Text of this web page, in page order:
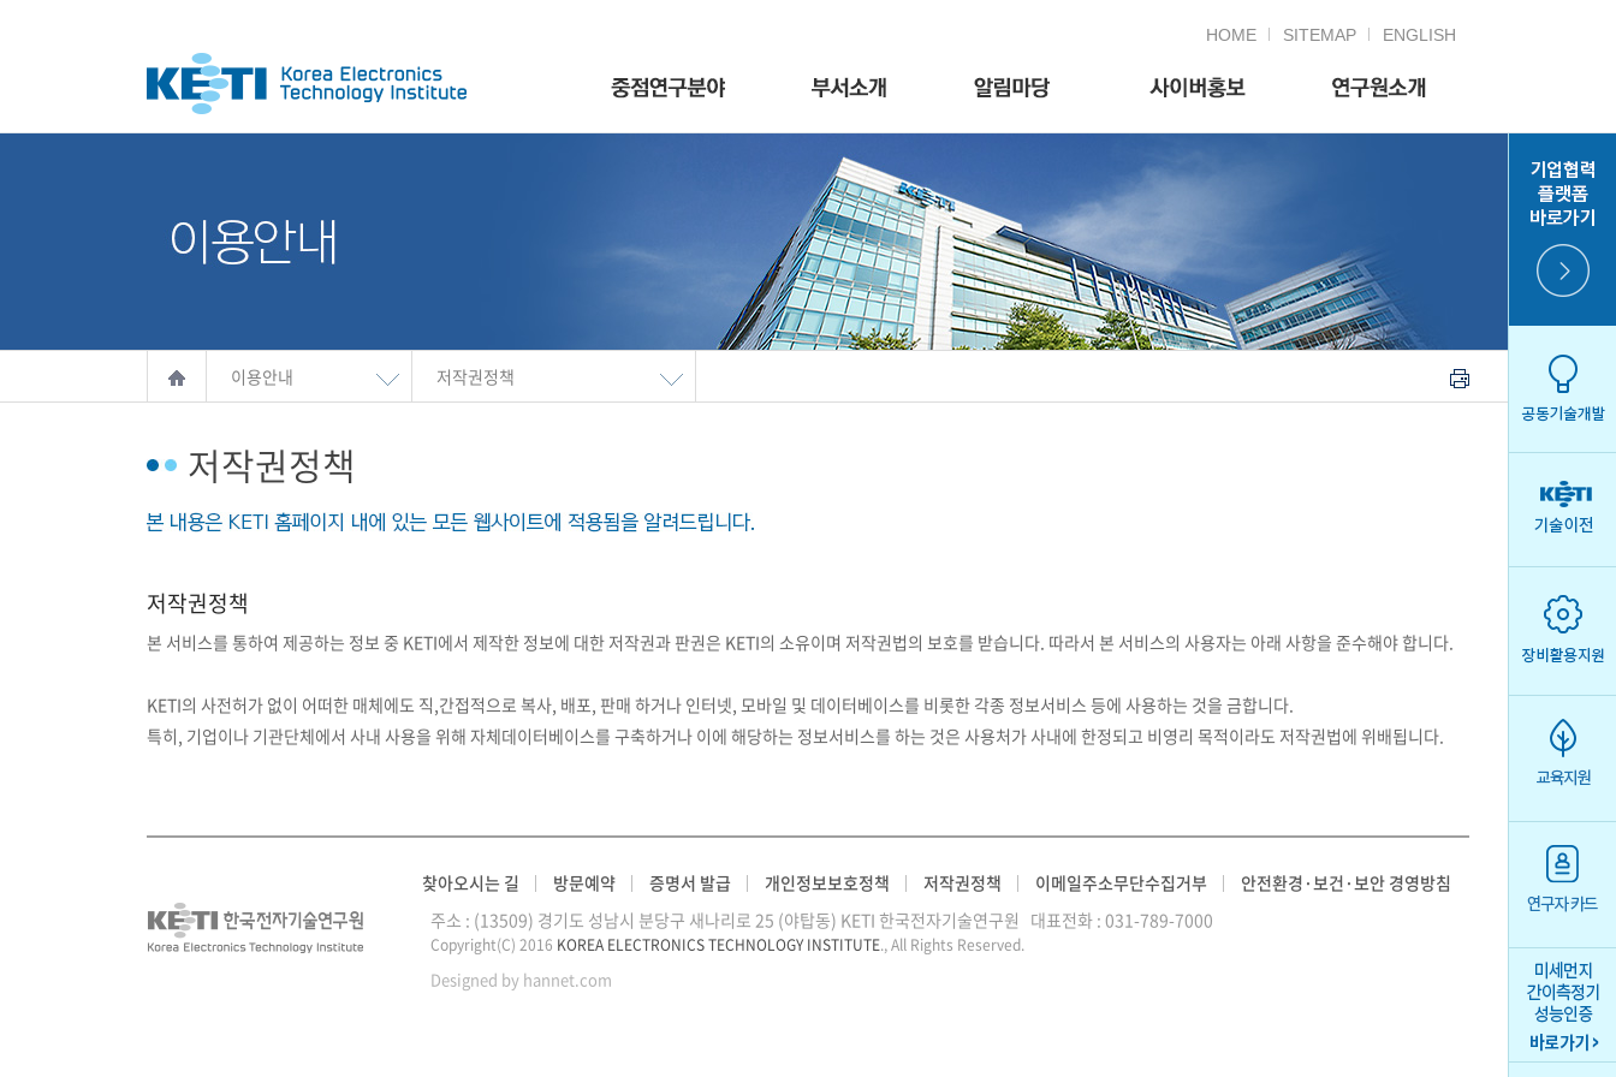
HOME SITEMAP ENGLISH
이용안내 저작권정책
저작권정책
저작권정책
본 서비스를 통하여 제공하는 정보 중 KETI에서 제작한 정보에 대한 저작권과 판권은 KETI의 소유이며 저작권법의 보호를 받습니다. 따라서 본 서비스의 사용자는 아래 사항을 준수해야 합니다.
KETI의 사전허가 없이 어떠한 매체에도 직,간접적으로 복사, 배포, 판매 하거나 인터넷, 모바일 및 데이터베이스를 비롯한 각종 정보서비스 등에 사용하는 것을 금합니다.
특히, 기업이나 기관단체에서 사내 사용을 위해 자체데이터베이스를 구축하거나 이에 해당하는 정보서비스를 하는 것은 사용처가 사내에 한정되고 비영리 목적이라도 저작권법에 위배됩니다.
찾아오시는 길 방문예약 증명서 발급 개인정보보호정책 저작권정책 이메일주소무단수집거부
안전환경·보건·보안 경영방침
주소 : (13509) 경기도 성남시 분당구 새나리로 25 (야탑동) KETI 한국전자기술연구원 대표전화 : 031-789-7000
Copyright(C) 2016 KOREA ELECTRONICS TECHNOLOGY INSTITUTE., All Rights Reserved.
Designed by hannet.com